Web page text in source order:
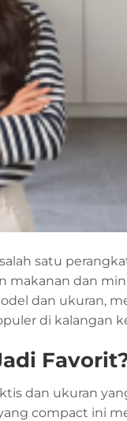
satu
makanan dan
dan ukuran,
di kalangan
dan ukuran
compact ini